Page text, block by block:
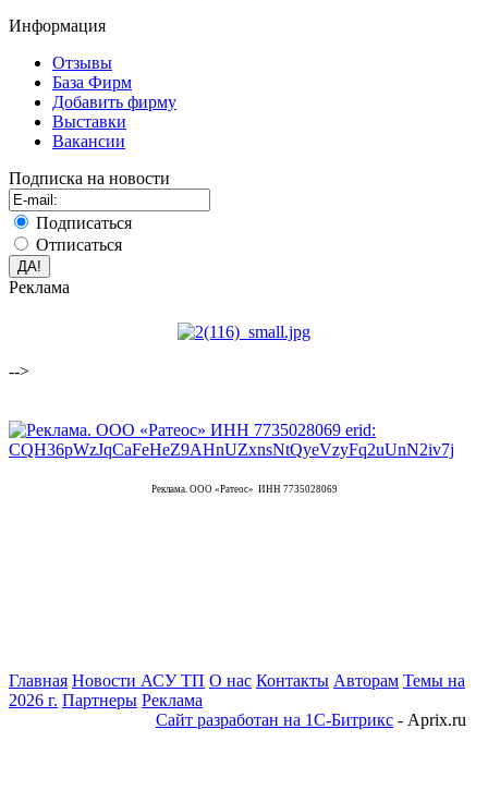
Информация
Отзывы
База Фирм
Добавить фирму
Выставки
Вакансии
Подписка на новости
Подписаться
Отписаться
Реклама
-->
Реклама. ООО «Ратеос» ИНН 7735028069
Главная Новости АСУ ТП О нас Контакты Авторам Темы на
2026 г. Партнеры Реклама
Сайт разработан на 1С-Битрикс - Aprix.ru